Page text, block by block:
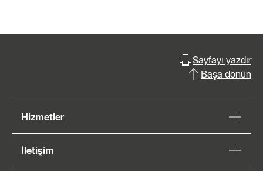
Sayfayı yazdır
Başa dönün
Hizmetler
İletişim